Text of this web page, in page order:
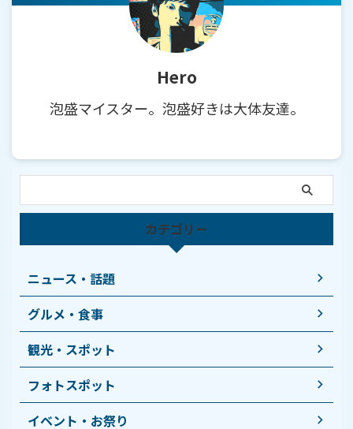
Hero
泡盛マイスター。泡盛好きは大体友達。
カテゴリー
ニュース・話題
グルメ・食事
観光・スポット
フォトスポット
イベント・お祭り